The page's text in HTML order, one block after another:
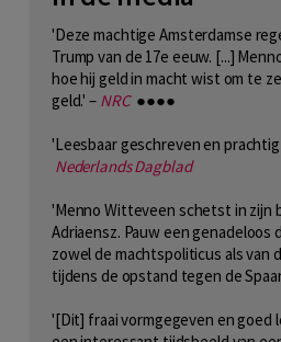
'Deze machtige Amsterdamse
Trump van de 17e eeuw. [...]
hoe hij geld in macht wist om te
geld.' – NRC●●●●
'Leesbaar geschreven en
Nederlands Dagblad
'Menno Witteveen schetst in zijn
Adriaensz. Pauw een
zowel de machtspoliticus als van
tijdens de opstand tegen de
'[Dit] fraai vormgegeven en goed